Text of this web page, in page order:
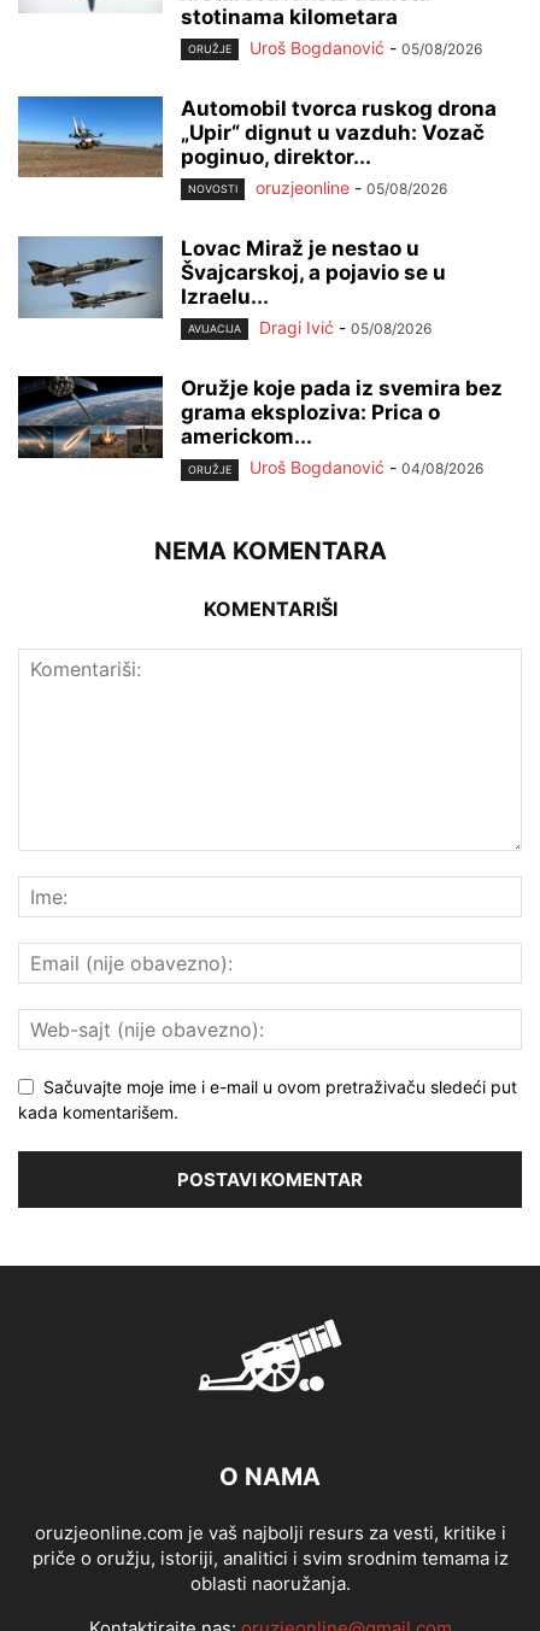
stotinama kilometara
ORUŽJE Uroš Bogdanović - 05/08/2026
Automobil tvorca ruskog drona
„Upir“ dignut u vazduh: Vozač
poginuo, direktor...
NOVOSTI oruzjeonline - 05/08/2026
Lovac Miraž je nestao u
Švajcarskoj, a pojavio se u
Izraelu...
AVIJACIJA Dragi Ivić - 05/08/2026
Oružje koje pada iz svemira bez
grama eksploziva: Prica o
americkom...
ORUŽJE Uroš Bogdanović - 04/08/2026
NEMA KOMENTARA
KOMENTARIŠI
Sačuvajte moje ime i e-mail u ovom pretraživaču sledeći put
kada komentarišem.
O NAMA
oruzjeonline.com je vaš najbolji resurs za vesti, kritike i
priče o oružju, istoriji, analitici i svim srodnim temama iz
oblasti naoružanja.